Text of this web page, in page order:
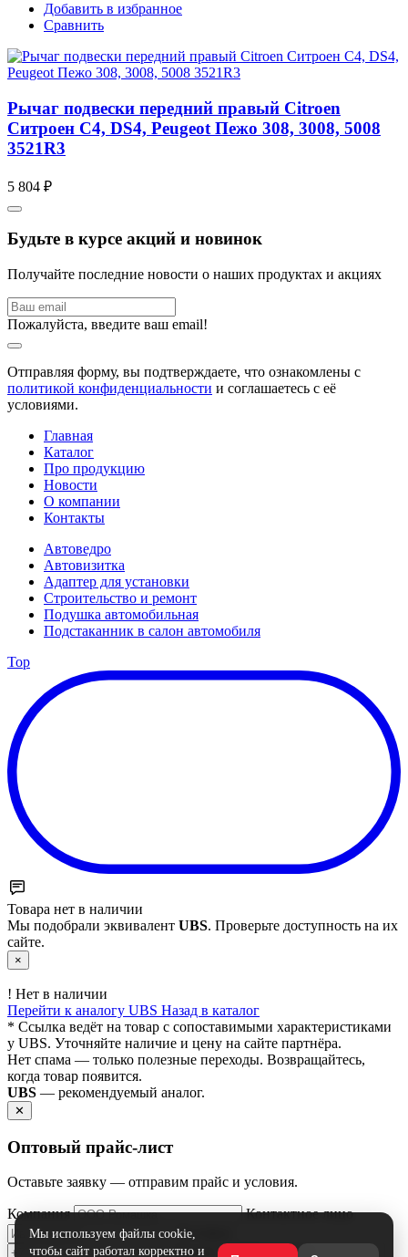
Добавить в избранное
Сравнить
Рычаг подвески передний правый Citroen
Ситроен C4, DS4, Peugeot Пежо 308, 3008, 5008
3521R3
5 804 ₽
Будьте в курсе акций и новинок
Получайте последние новости о наших продуктах и акциях
Пожалуйста, введите ваш email!
Отправляя форму, вы подтверждаете, что ознакомлены с
политикой конфиденциальности и соглашаетесь с её
условиями.
Главная
Каталог
Про продукцию
Новости
О компании
Контакты
Автоведро
Автовизитка
Адаптер для установки
Строительство и ремонт
Подушка автомобильная
Подстаканник в салон автомобиля
Top
Товара нет в наличии
Мы подобрали эквивалент UBS. Проверьте доступность на их
сайте.
×
! Нет в наличии
Перейти к аналогу UBS Назад в каталог
* Ссылка ведёт на товар с сопоставимыми характеристиками
у UBS. Уточняйте наличие и цену на сайте партнёра.
Нет спама — только полезные переходы. Возвращайтесь,
когда товар появится.
UBS — рекомендуемый аналог.
Мы используем файлы cookie,
чтобы сайт работал корректно и
✕
Оптовый прайс‑лист
Оставьте заявку — отправим прайс и условия.
Компания
Контактное лицо
Телефон
Email